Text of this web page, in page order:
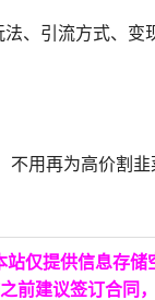
、引流方式、
用再为高价割
仅提供信息存
前建议签订合同